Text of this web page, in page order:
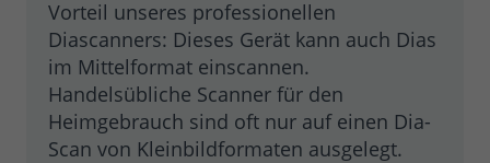
Vorteil unseres professionellen
Diascanners: Dieses Gerät kann auch Dias
im Mittelformat einscannen.
Handelsübliche Scanner für den
Heimgebrauch sind oft nur auf einen Dia-
Scan von Kleinbildformaten ausgelegt.